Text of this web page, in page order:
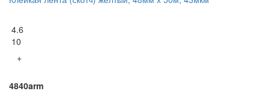
4.6
10
+
4840arm